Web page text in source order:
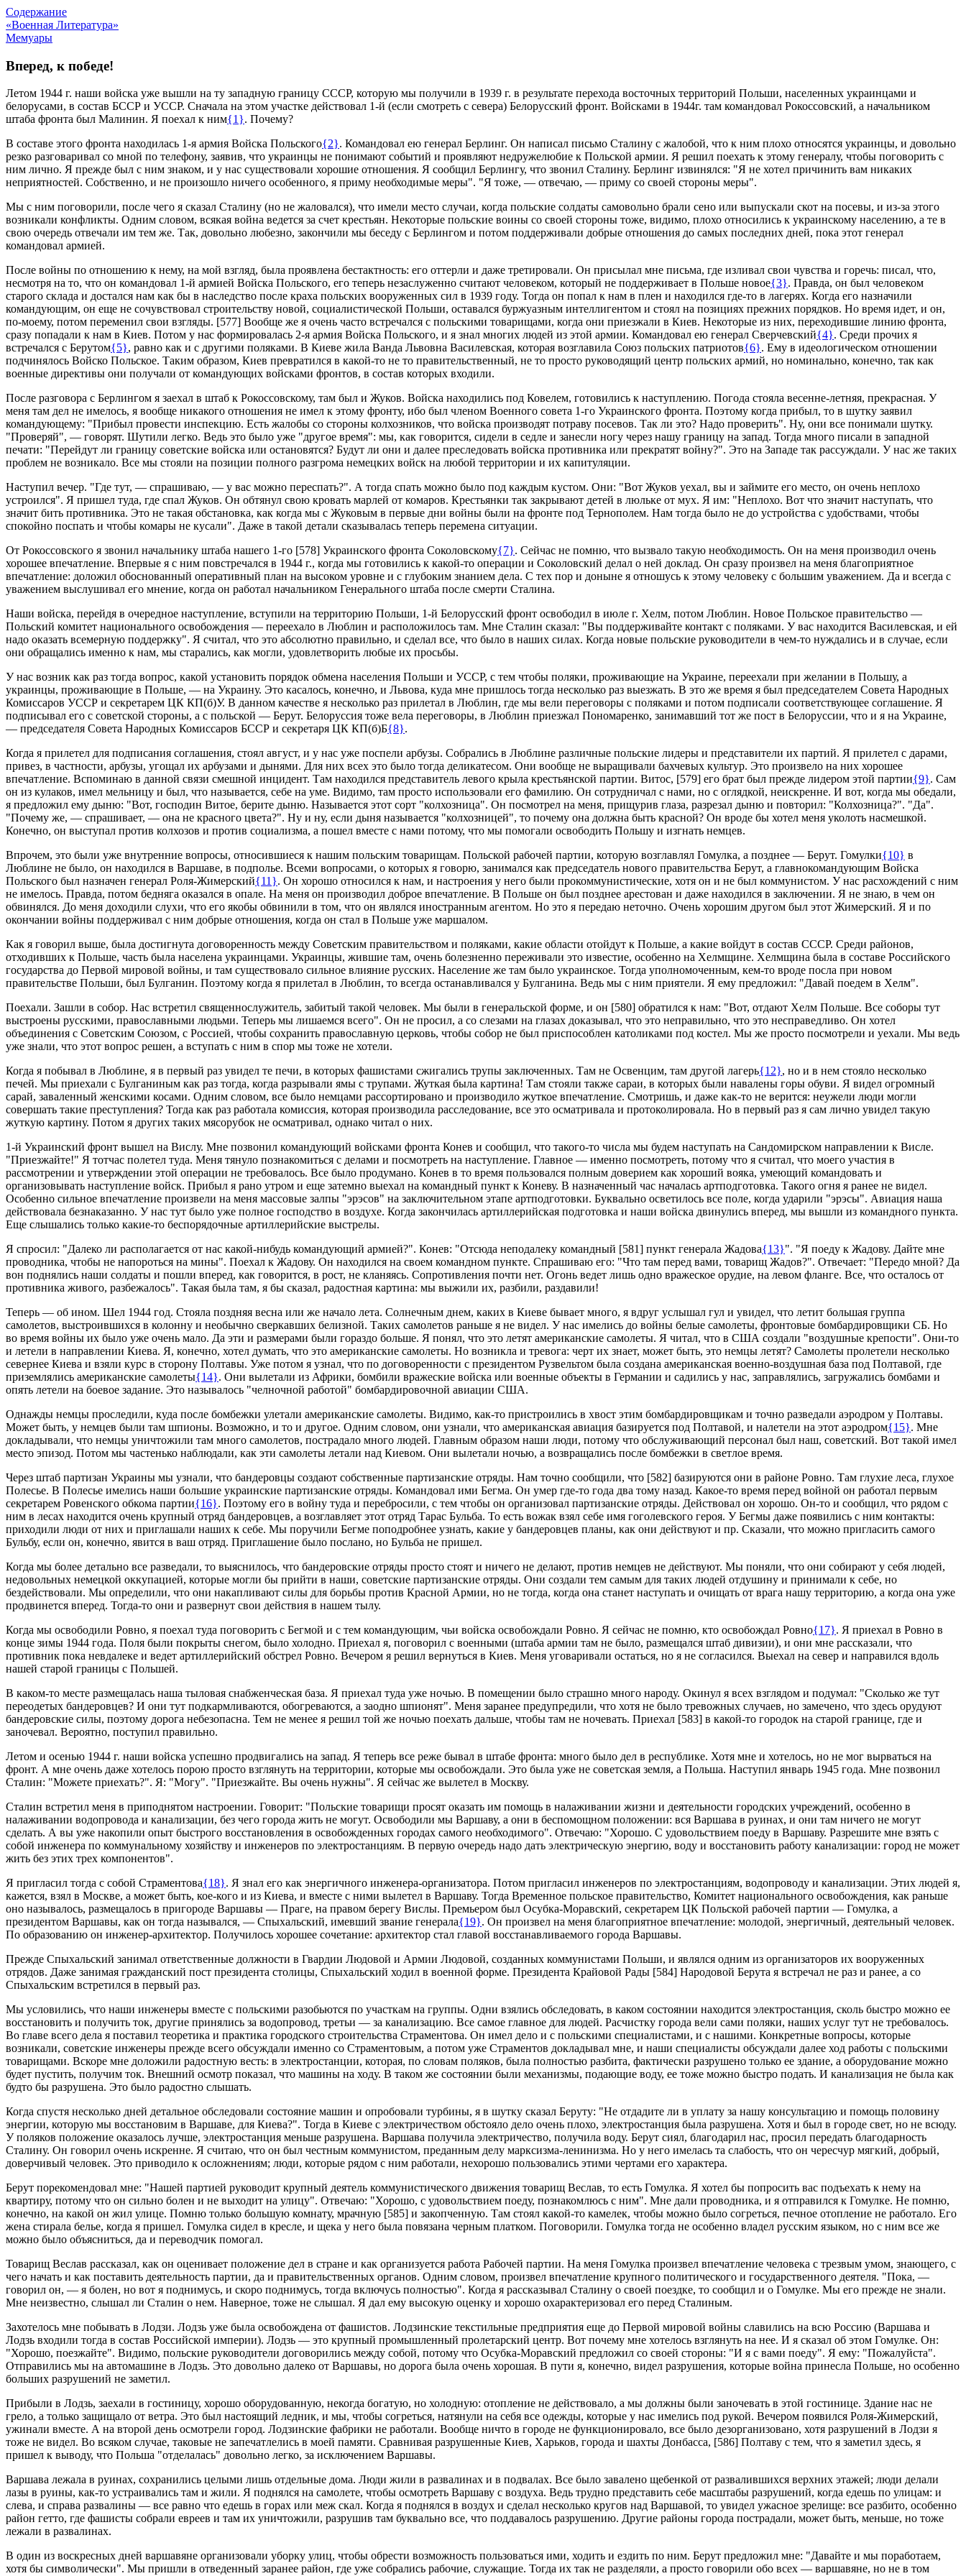
Содержание
«Военная Литература»
Мемуары
Вперед, к победе!
Летом 1944 г. наши войска уже вышли на ту западную границу СССР, которую мы получили в 1939 г. в результате перехода восточных территорий Польши, населенных украинцами и
белорусами, в состав БССР и УССР. Сначала на этом участке действовал 1-й (если смотреть с севера) Белорусский фронт. Войсками в 1944г. там командовал Рокоссовский, а начальником
штаба фронта был Малинин. Я поехал к ним{1}. Почему?
В составе этого фронта находилась 1-я армия Войска Польского{2}. Командовал ею генерал Берлинг. Он написал письмо Сталину с жалобой, что к ним плохо относятся украинцы, и довольно
резко разговаривал со мной по телефону, заявив, что украинцы не понимают событий и проявляют недружелюбие к Польской армии. Я решил поехать к этому генералу, чтобы поговорить с
ним лично. Я прежде был с ним знаком, и у нас существовали хорошие отношения. Я сообщил Берлингу, что звонил Сталину. Берлинг извинялся: "Я не хотел причинить вам никаких
неприятностей. Собственно, и не произошло ничего особенного, я приму необходимые меры". "Я тоже, — отвечаю, — приму со своей стороны меры".
Мы с ним поговорили, после чего я сказал Сталину (но не жаловался), что имели место случаи, когда польские солдаты самовольно брали сено или выпускали скот на посевы, и из-за этого
возникали конфликты. Одним словом, всякая война ведется за счет крестьян. Некоторые польские воины со своей стороны тоже, видимо, плохо относились к украинскому населению, а те в
свою очередь отвечали им тем же. Так, довольно любезно, закончили мы беседу с Берлингом и потом поддерживали добрые отношения до самых последних дней, пока этот генерал
командовал армией.
После войны по отношению к нему, на мой взгляд, была проявлена бестактность: его оттерли и даже третировали. Он присылал мне письма, где изливал свои чувства и горечь: писал, что,
несмотря на то, что он командовал 1-й армией Войска Польского, его теперь незаслуженно считают человеком, который не поддерживает в Польше новое{3}. Правда, он был человеком
старого склада и достался нам как бы в наследство после краха польских вооруженных сил в 1939 году. Тогда он попал к нам в плен и находился где-то в лагерях. Когда его назначили
командующим, он еще не сочувствовал строительству новой, социалистической Польши, оставался буржуазным интеллигентом и стоял на позициях прежних порядков. Но время идет, и он,
по-моему, потом переменил свои взгляды. [577] Вообще же я очень часто встречался с польскими товарищами, когда они приезжали в Киев. Некоторые из них, переходившие линию фронта,
сразу попадали к нам в Киев. Потом у нас формировалась 2-я армия Войска Польского, и я знал многих людей из этой армии. Командовал ею генерал Сверчевский{4}. Среди прочих я
встречался с Берутом{5}, равно как и с другими поляками. В Киеве жила Ванда Львовна Василевская, которая возглавила Союз польских патриотов{6}. Ему в идеологическом отношении
подчинялось Войско Польское. Таким образом, Киев превратился в какой-то не то правительственный, не то просто руководящий центр польских армий, но номинально, конечно, так как
военные директивы они получали от командующих войсками фронтов, в состав которых входили.
После разговора с Берлингом я заехал в штаб к Рокоссовскому, там был и Жуков. Войска находились под Ковелем, готовились к наступлению. Погода стояла весенне-летняя, прекрасная. У
меня там дел не имелось, я вообще никакого отношения не имел к этому фронту, ибо был членом Военного совета 1-го Украинского фронта. Поэтому когда прибыл, то в шутку заявил
командующему: "Прибыл провести инспекцию. Есть жалобы со стороны колхозников, что войска производят потраву посевов. Так ли это? Надо проверить". Ну, они все понимали шутку.
"Проверяй", — говорят. Шутили легко. Ведь это было уже "другое время": мы, как говорится, сидели в седле и занесли ногу через нашу границу на запад. Тогда много писали в западной
печати: "Перейдут ли границу советские войска или остановятся? Будут ли они и далее преследовать войска противника или прекратят войну?". Это на Западе так рассуждали. У нас же таких
проблем не возникало. Все мы стояли на позиции полного разгрома немецких войск на любой территории и их капитуляции.
Наступил вечер. "Где тут, — спрашиваю, — у вас можно переспать?". А тогда спать можно было под каждым кустом. Они: "Вот Жуков уехал, вы и займите его место, он очень неплохо
устроился". Я пришел туда, где спал Жуков. Он обтянул свою кровать марлей от комаров. Крестьянки так закрывают детей в люльке от мух. Я им: "Неплохо. Вот что значит наступать, что
значит бить противника. Это не такая обстановка, как когда мы с Жуковым в первые дни войны были на фронте под Тернополем. Нам тогда было не до устройства с удобствами, чтобы
спокойно поспать и чтобы комары не кусали". Даже в такой детали сказывалась теперь перемена ситуации.
От Рокоссовского я звонил начальнику штаба нашего 1-го [578] Украинского фронта Соколовскому{7}. Сейчас не помню, что вызвало такую необходимость. Он на меня производил очень
хорошее впечатление. Впервые я с ним повстречался в 1944 г., когда мы готовились к какой-то операции и Соколовский делал о ней доклад. Он сразу произвел на меня благоприятное
впечатление: доложил обоснованный оперативный план на высоком уровне и с глубоким знанием дела. С тех пор и доныне я отношусь к этому человеку с большим уважением. Да и всегда с
уважением выслушивал его мнение, когда он работал начальником Генерального штаба после смерти Сталина.
Наши войска, перейдя в очередное наступление, вступили на территорию Польши, 1-й Белорусский фронт освободил в июле г. Хелм, потом Люблин. Новое Польское правительство —
Польский комитет национального освобождения — переехало в Люблин и расположилось там. Мне Сталин сказал: "Вы поддерживайте контакт с поляками. У вас находится Василевская, и ей
надо оказать всемерную поддержку". Я считал, что это абсолютно правильно, и сделал все, что было в наших силах. Когда новые польские руководители в чем-то нуждались и в случае, если
они обращались именно к нам, мы старались, как могли, удовлетворить любые их просьбы.
У нас возник как раз тогда вопрос, какой установить порядок обмена населения Польши и УССР, с тем чтобы поляки, проживающие на Украине, переехали при желании в Польшу, а
украинцы, проживающие в Польше, — на Украину. Это касалось, конечно, и Львова, куда мне пришлось тогда несколько раз выезжать. В это же время я был председателем Совета Народных
Комиссаров УССР и секретарем ЦК КП(б)У. В данном качестве я несколько раз прилетал в Люблин, где мы вели переговоры с поляками и потом подписали соответствующее соглашение. Я
подписывал его с советской стороны, а с польской — Берут. Белоруссия тоже вела переговоры, в Люблин приезжал Пономаренко, занимавший тот же пост в Белоруссии, что и я на Украине,
— председателя Совета Народных Комиссаров БССР и секретаря ЦК КП(б)Б{8}.
Когда я прилетел для подписания соглашения, стоял август, и у нас уже поспели арбузы. Собрались в Люблине различные польские лидеры и представители их партий. Я прилетел с дарами,
привез, в частности, арбузы, угощал их арбузами и дынями. Для них всех это было тогда деликатесом. Они вообще не выращивали бахчевых культур. Это произвело на них хорошее
впечатление. Вспоминаю в данной связи смешной инцидент. Там находился представитель левого крыла крестьянской партии. Витос, [579] его брат был прежде лидером этой партии{9}. Сам
он из кулаков, имел мельницу и был, что называется, себе на уме. Видимо, там просто использовали его фамилию. Он сотрудничал с нами, но с оглядкой, неискренне. И вот, когда мы обедали,
я предложил ему дыню: "Вот, господин Витое, берите дыню. Называется этот сорт "колхозница". Он посмотрел на меня, прищурив глаза, разрезал дыню и повторил: "Колхозница?". "Да".
"Почему же, — спрашивает, — она не красного цвета?". Ну и ну, если дыня называется "колхозницей", то почему она должна быть красной? Он вроде бы хотел меня уколоть насмешкой.
Конечно, он выступал против колхозов и против социализма, а пошел вместе с нами потому, что мы помогали освободить Польшу и изгнать немцев.
Впрочем, это были уже внутренние вопросы, относившиеся к нашим польским товарищам. Польской рабочей партии, которую возглавлял Гомулка, а позднее — Берут. Гомулки{10} в
Люблине не было, он находился в Варшаве, в подполье. Всеми вопросами, о которых я говорю, занимался как председатель нового правительства Берут, а главнокомандующим Войска
Польского был назначен генерал Роля-Жимерский{11}. Он хорошо относился к нам, и настроения у него были прокоммунистические, хотя он и не был коммунистом. У нас расхождений с ним
не имелось. Правда, потом бедняга оказался в опале. На меня он производил доброе впечатление. В Польше он был позднее арестован и даже находился в заключении. Я не знаю, в чем он
обвинялся. До меня доходили слухи, что его якобы обвинили в том, что он являлся иностранным агентом. Но это я передаю неточно. Очень хорошим другом был этот Жимерский. Я и по
окончании войны поддерживал с ним добрые отношения, когда он стал в Польше уже маршалом.
Как я говорил выше, была достигнута договоренность между Советским правительством и поляками, какие области отойдут к Польше, а какие войдут в состав СССР. Среди районов,
отходивших к Польше, часть была населена украинцами. Украинцы, жившие там, очень болезненно переживали это известие, особенно на Хелмщине. Хелмщина была в составе Российского
государства до Первой мировой войны, и там существовало сильное влияние русских. Население же там было украинское. Тогда уполномоченным, кем-то вроде посла при новом
правительстве Польши, был Булганин. Поэтому когда я прилетал в Люблин, то всегда останавливался у Булганина. Ведь мы с ним приятели. Я ему предложил: "Давай поедем в Хелм".
Поехали. Зашли в собор. Нас встретил священнослужитель, забитый такой человек. Мы были в генеральской форме, и он [580] обратился к нам: "Вот, отдают Хелм Польше. Все соборы тут
выстроены русскими, православными людьми. Теперь мы лишаемся всего". Он не просил, а со слезами на глазах доказывал, что это неправильно, что это несправедливо. Он хотел
объединения с Советским Союзом, с Россией, чтобы сохранить православную церковь, чтобы собор не был приспособлен католиками под костел. Мы же просто посмотрели и уехали. Мы ведь
уже знали, что этот вопрос решен, а вступать с ним в спор мы тоже не хотели.
Когда я побывал в Люблине, я в первый раз увидел те печи, в которых фашистами сжигались трупы заключенных. Там не Освенцим, там другой лагерь{12}, но и в нем стояло несколько
печей. Мы приехали с Булганиным как раз тогда, когда разрывали ямы с трупами. Жуткая была картина! Там стояли также сараи, в которых были навалены горы обуви. Я видел огромный
сарай, заваленный женскими косами. Одним словом, все было немцами рассортировано и производило жуткое впечатление. Смотришь, и даже как-то не верится: неужели люди могли
совершать такие преступления? Тогда как раз работала комиссия, которая производила расследование, все это осматривала и протоколировала. Но в первый раз я сам лично увидел такую
жуткую картину. Потом я других таких мясорубок не осматривал, однако читал о них.
1-й Украинский фронт вышел на Вислу. Мне позвонил командующий войсками фронта Конев и сообщил, что такого-то числа мы будем наступать на Сандомирском направлении к Висле.
"Приезжайте!" Я тотчас полетел туда. Меня тянуло познакомиться с делами и посмотреть на наступление. Главное — именно посмотреть, потому что я считал, что моего участия в
рассмотрении и утверждении этой операции не требовалось. Все было продумано. Конев в то время пользовался полным доверием как хороший вояка, умеющий командовать и
организовывать наступление войск. Прибыл я рано утром и еще затемно выехал на командный пункт к Коневу. В назначенный час началась артподготовка. Такого огня я ранее не видел.
Особенно сильное впечатление произвели на меня массовые залпы "эрэсов" на заключительном этапе артподготовки. Буквально осветилось все поле, когда ударили "эрэсы". Авиация наша
действовала безнаказанно. У нас тут было уже полное господство в воздухе. Когда закончилась артиллерийская подготовка и наши войска двинулись вперед, мы вышли из командного пункта.
Еще слышались только какие-то беспорядочные артиллерийские выстрелы.
Я спросил: "Далеко ли располагается от нас какой-нибудь командующий армией?". Конев: "Отсюда неподалеку командный [581] пункт генерала Жадова{13}". "Я поеду к Жадову. Дайте мне
проводника, чтобы не напороться на мины". Поехал к Жадову. Он находился на своем командном пункте. Спрашиваю его: "Что там перед вами, товарищ Жадов?". Отвечает: "Передо мной? Да
вон поднялись наши солдаты и пошли вперед, как говорится, в рост, не кланяясь. Сопротивления почти нет. Огонь ведет лишь одно вражеское орудие, на левом фланге. Все, что осталось от
противника живого, разбежалось". Такая была там, я бы сказал, радостная картина: мы выжили их, разбили, раздавили!
Теперь — об ином. Шел 1944 год. Стояла поздняя весна или же начало лета. Солнечным днем, каких в Киеве бывает много, я вдруг услышал гул и увидел, что летит большая группа
самолетов, выстроившихся в колонну и необычно сверкавших белизной. Таких самолетов раньше я не видел. У нас имелись до войны белые самолеты, фронтовые бомбардировщики СБ. Но
во время войны их было уже очень мало. Да эти и размерами были гораздо больше. Я понял, что это летят американские самолеты. Я читал, что в США создали "воздушные крепости". Они-то
и летели в направлении Киева. Я, конечно, хотел думать, что это американские самолеты. Но возникла и тревога: черт их знает, может быть, это немцы летят? Самолеты пролетели несколько
севернее Киева и взяли курс в сторону Полтавы. Уже потом я узнал, что по договоренности с президентом Рузвельтом была создана американская военно-воздушная база под Полтавой, где
приземлялись американские самолеты{14}. Они вылетали из Африки, бомбили вражеские войска или военные объекты в Германии и садились у нас, заправлялись, загружались бомбами и
опять летели на боевое задание. Это называлось "челночной работой" бомбардировочной авиации США.
Однажды немцы проследили, куда после бомбежки улетали американские самолеты. Видимо, как-то пристроились в хвост этим бомбардировщикам и точно разведали аэродром у Полтавы.
Может быть, у немцев были там шпионы. Возможно, и то и другое. Одним словом, они узнали, что американская авиация базируется под Полтавой, и налетели на этот аэродром{15}. Мне
докладывали, что немцы уничтожили там много самолетов, пострадало много людей. Главным образом наши люди, потому что обслуживающий персонал был наш, советский. Вот такой имел
место эпизод. Потом мы частенько наблюдали, как эти самолеты летали над Киевом. Они вылетали ночью, а возвращались после бомбежки в светлое время.
Через штаб партизан Украины мы узнали, что бандеровцы создают собственные партизанские отряды. Нам точно сообщили, что [582] базируются они в районе Ровно. Там глухие леса, глухое
Полесье. В Полесье имелись наши большие украинские партизанские отряды. Командовал ими Бегма. Он умер где-то года два тому назад. Какое-то время перед войной он работал первым
секретарем Ровенского обкома партии{16}. Поэтому его в войну туда и перебросили, с тем чтобы он организовал партизанские отряды. Действовал он хорошо. Он-то и сообщил, что рядом с
ним в лесах находится очень крупный отряд бандеровцев, а возглавляет этот отряд Тарас Бульба. То есть вожак взял себе имя гоголевского героя. У Бегмы даже появились с ним контакты:
приходили люди от них и приглашали наших к себе. Мы поручили Бегме поподробнее узнать, какие у бандеровцев планы, как они действуют и пр. Сказали, что можно пригласить самого
Бульбу, если он, конечно, явится в ваш отряд. Приглашение было послано, но Бульба не пришел.
Когда мы более детально все разведали, то выяснилось, что бандеровские отряды просто стоят и ничего не делают, против немцев не действуют. Мы поняли, что они собирают у себя людей,
недовольных немецкой оккупацией, которые могли бы прийти в наши, советские партизанские отряды. Они создали тем самым для таких людей отдушину и принимали к себе, но
бездействовали. Мы определили, что они накапливают силы для борьбы против Красной Армии, но не тогда, когда она станет наступать и очищать от врага нашу территорию, а когда она уже
продвинется вперед. Тогда-то они и развернут свои действия в нашем тылу.
Когда мы освободили Ровно, я поехал туда поговорить с Бегмой и с тем командующим, чьи войска освобождали Ровно. Я сейчас не помню, кто освобождал Ровно{17}. Я приехал в Ровно в
конце зимы 1944 года. Поля были покрыты снегом, было холодно. Приехал я, поговорил с военными (штаба армии там не было, размещался штаб дивизии), и они мне рассказали, что
противник пока невдалеке и ведет артиллерийский обстрел Ровно. Вечером я решил вернуться в Киев. Меня уговаривали остаться, но я не согласился. Выехал на север и направился вдоль
нашей старой границы с Польшей.
В каком-то месте размещалась наша тыловая снабженческая база. Я приехал туда уже ночью. В помещении было страшно много народу. Окинул я всех взглядом и подумал: "Сколько же тут
переодетых бандеровцев? И они тут подкармливаются, обогреваются, а заодно шпионят". Меня заранее предупредили, что хотя не было тревожных случаев, но замечено, что здесь орудуют
бандеровские силы, поэтому дорога небезопасна. Тем не менее я решил той же ночью поехать дальше, чтобы там не ночевать. Приехал [583] в какой-то городок на старой границе, где и
заночевал. Вероятно, поступил правильно.
Летом и осенью 1944 г. наши войска успешно продвигались на запад. Я теперь все реже бывал в штабе фронта: много было дел в республике. Хотя мне и хотелось, но не мог вырваться на
фронт. А мне очень даже хотелось порою просто взглянуть на территории, которые мы освобождали. Это была уже не советская земля, а Польша. Наступил январь 1945 года. Мне позвонил
Сталин: "Можете приехать?". Я: "Могу". "Приезжайте. Вы очень нужны". Я сейчас же вылетел в Москву.
Сталин встретил меня в приподнятом настроении. Говорит: "Польские товарищи просят оказать им помощь в налаживании жизни и деятельности городских учреждений, особенно в
налаживании водопровода и канализации, без чего города жить не могут. Освободили мы Варшаву, а они в беспомощном положении: вся Варшава в руинах, и они там ничего не могут
сделать. А вы уже накопили опыт быстрого восстановления в освобожденных городах самого необходимого". Отвечаю: "Хорошо. С удовольствием поеду в Варшаву. Разрешите мне взять с
собой инженера по коммунальному хозяйству и инженеров по электростанциям. В первую очередь надо дать электрическую энергию, воду и восстановить работу канализации: город не может
жить без этих трех компонентов".
Я пригласил тогда с собой Страментова{18}. Я знал его как энергичного инженера-организатора. Потом пригласил инженеров по электростанциям, водопроводу и канализации. Этих людей я,
кажется, взял в Москве, а может быть, кое-кого и из Киева, и вместе с ними вылетел в Варшаву. Тогда Временное польское правительство, Комитет национального освобождения, как раньше
оно называлось, размещалось в пригороде Варшавы — Праге, на правом берегу Вислы. Премьером был Осубка-Моравский, секретарем ЦК Польской рабочей партии — Гомулка, а
президентом Варшавы, как он тогда назывался, — Спыхальский, имевший звание генерала{19}. Он произвел на меня благоприятное впечатление: молодой, энергичный, деятельный человек.
По образованию он инженер-архитектор. Получилось хорошее сочетание: архитектор стал главой восстанавливаемого города Варшавы.
Прежде Спыхальский занимал ответственные должности в Гвардии Людовой и Армии Людовой, созданных коммунистами Польши, и являлся одним из организаторов их вооруженных
отрядов. Даже занимая гражданский пост президента столицы, Спыхальский ходил в военной форме. Президента Крайовой Рады [584] Народовой Берута я встречал не раз и ранее, а со
Спыхальским встретился в первый раз.
Мы условились, что наши инженеры вместе с польскими разобьются по участкам на группы. Одни взялись обследовать, в каком состоянии находится электростанция, сколь быстро можно ее
восстановить и получить ток, другие принялись за водопровод, третьи — за канализацию. Все самое главное для людей. Расчистку города вели сами поляки, наших услуг тут не требовалось.
Во главе всего дела я поставил теоретика и практика городского строительства Страментова. Он имел дело и с польскими специалистами, и с нашими. Конкретные вопросы, которые
возникали, советские инженеры прежде всего обсуждали именно со Страментовым, а потом уже Страментов докладывал мне, и наши специалисты обсуждали далее ход работы с польскими
товарищами. Вскоре мне доложили радостную весть: в электростанции, которая, по словам поляков, была полностью разбита, фактически разрушено только ее здание, а оборудование можно
будет пустить, получим ток. Внешний осмотр показал, что машины на ходу. В таком же состоянии были механизмы, подающие воду, ее тоже можно быстро подать. И канализация не была как
будто бы разрушена. Это было радостно слышать.
Когда спустя несколько дней детальное обследовали состояние машин и опробовали турбины, я в шутку сказал Беруту: "Не отдадите ли в уплату за нашу консультацию и помощь половину
энергии, которую мы восстановим в Варшаве, для Киева?". Тогда в Киеве с электричеством обстояло дело очень плохо, электростанция была разрушена. Хотя и был в городе свет, но не всюду.
У поляков положение оказалось лучше, электростанция меньше разрушена. Варшава получила электричество, получила воду. Берут сиял, благодарил нас, просил передать благодарность
Сталину. Он говорил очень искренне. Я считаю, что он был честным коммунистом, преданным делу марксизма-ленинизма. Но у него имелась та слабость, что он чересчур мягкий, добрый,
доверчивый человек. Это приводило к осложнениям; люди, которые рядом с ним работали, нехорошо пользовались этими чертами его характера.
Берут порекомендовал мне: "Нашей партией руководит крупный деятель коммунистического движения товарищ Веслав, то есть Гомулка. Я хотел бы попросить вас подъехать к нему на
квартиру, потому что он сильно болен и не выходит на улицу". Отвечаю: "Хорошо, с удовольствием поеду, познакомлюсь с ним". Мне дали проводника, и я отправился к Гомулке. Не помню,
конечно, на какой он жил улице. Помню только большую комнату, мрачную [585] и закопченную. Там стоял какой-то камелек, чтобы можно было согреться, печное отопление не работало. Его
жена стирала белье, когда я пришел. Гомулка сидел в кресле, и щека у него была повязана черным платком. Поговорили. Гомулка тогда не особенно владел русским языком, но с ним все же
можно было объясниться, да и переводчик помогал.
Товарищ Веслав рассказал, как он оценивает положение дел в стране и как организуется работа Рабочей партии. На меня Гомулка произвел впечатление человека с трезвым умом, знающего, с
чего начать и как поставить деятельность партии, да и правительственных органов. Одним словом, произвел впечатление крупного политического и государственного деятеля. "Пока, —
говорил он, — я болен, но вот я поднимусь, и скоро поднимусь, тогда включусь полностью". Когда я рассказывал Сталину о своей поездке, то сообщил и о Гомулке. Мы его прежде не знали.
Мне неизвестно, слышал ли Сталин о нем. Наверное, тоже не слышал. Я дал ему высокую оценку и хорошо охарактеризовал его перед Сталиным.
Захотелось мне побывать в Лодзи. Лодзь уже была освобождена от фашистов. Лодзинские текстильные предприятия еще до Первой мировой войны славились на всю Россию (Варшава и
Лодзь входили тогда в состав Российской империи). Лодзь — это крупный промышленный пролетарский центр. Вот почему мне хотелось взглянуть на нее. И я сказал об этом Гомулке. Он:
"Хорошо, поезжайте". Видимо, польские руководители договорились между собой, потому что Осубка-Моравский предложил со своей стороны: "И я с вами поеду". Я ему: "Пожалуйста".
Отправились мы на автомашине в Лодзь. Это довольно далеко от Варшавы, но дорога была очень хорошая. В пути я, конечно, видел разрушения, которые война принесла Польше, но особенно
больших разрушений не заметил.
Прибыли в Лодзь, заехали в гостиницу, хорошо оборудованную, некогда богатую, но холодную: отопление не действовало, а мы должны были заночевать в этой гостинице. Здание нас не
грело, а только защищало от ветра. Это был настоящий ледник, и мы, чтобы согреться, натянули на себя все одежды, которые у нас имелись под рукой. Вечером появился Роля-Жимерский,
ужинали вместе. А на второй день осмотрели город. Лодзинские фабрики не работали. Вообще ничто в городе не функционировало, все было дезорганизовано, хотя разрушений в Лодзи я
тоже не видел. Во всяком случае, таковые не запечатлелись в моей памяти. Сравнивая разрушенные Киев, Харьков, города и шахты Донбасса, [586] Полтаву с тем, что я заметил здесь, я
пришел к выводу, что Польша "отделалась" довольно легко, за исключением Варшавы.
Варшава лежала в руинах, сохранились целыми лишь отдельные дома. Люди жили в развалинах и в подвалах. Все было завалено щебенкой от развалившихся верхних этажей; люди делали
лазы в руины, как-то устраивались там и жили. Я поднялся на самолете, чтобы осмотреть Варшаву с воздуха. Ведь трудно представить себе масштабы разрушений, когда едешь по улицам: и
слева, и справа развалины — все равно что едешь в горах или меж скал. Когда я поднялся в воздух и сделал несколько кругов над Варшавой, то увидел ужасное зрелище: все разбито, особенно
район гетто, где фашисты собрали евреев и там их уничтожили, разрушив там буквально все, что поддавалось разрушению. Другие районы города пострадали, может быть, меньше, но тоже
лежали в развалинах.
В один из воскресных дней варшавяне организовали уборку улиц, чтобы обрести возможность пользоваться ими, ходить и ездить по ним. Берут предложил мне: "Давайте и мы поработаем,
хотя бы символически". Мы пришли в отведенный заранее район, где уже собрались рабочие, служащие. Тогда их так не разделяли, а просто говорили обо всех — варшавяне, но не в том